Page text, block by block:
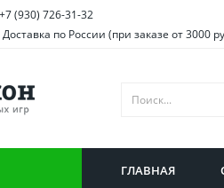
+7 (930) 726-31-32
Доставка по России (при заказе от 3000
ГЛАВНАЯ